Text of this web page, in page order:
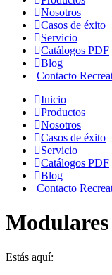
new
window
new
window
new
window
new
window
Nosotros
Casos de éxito
Servicio
Catálogos PDF
Blog
Contacto
Inicio
Productos
Nosotros
Casos de éxito
Servicio
Catálogos PDF
Blog
Contacto
Estás aquí: